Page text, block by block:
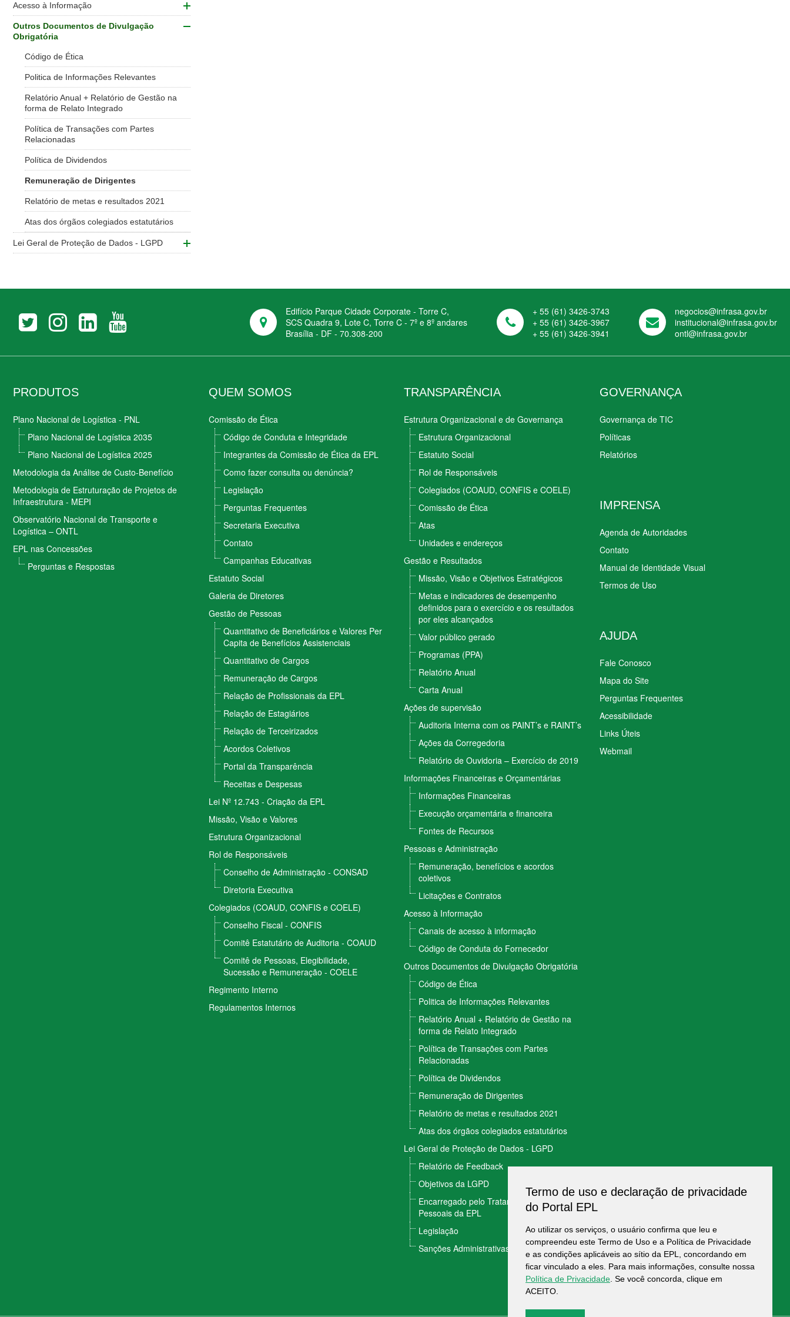
Acesso à Informação
Outros Documentos de Divulgação
Obrigatória
Código de Ética
Politica de Informações Relevantes
Relatório Anual + Relatório de Gestão na
forma de Relato Integrado
Política de Transações com Partes
Relacionadas
Política de Dividendos
Remuneração de Dirigentes
Relatório de metas e resultados 2021
Atas dos órgãos colegiados estatutários
Lei Geral de Proteção de Dados - LGPD
Edifício Parque Cidade Corporate - Torre C,
SCS Quadra 9, Lote C, Torre C - 7º e 8º andares
Brasília - DF - 70.308-200
+ 55 (61) 3426-3743
+ 55 (61) 3426-3967
+ 55 (61) 3426-3941
negocios@infrasa.gov.br
institucional@infrasa.gov.br
ontl@infrasa.gov.br
PRODUTOS
Plano Nacional de Logística - PNL
Plano Nacional de Logística 2035
Plano Nacional de Logística 2025
Metodologia da Análise de Custo-Benefício
Metodologia de Estruturação de Projetos de
Infraestrutura - MEPI
Observatório Nacional de Transporte e
Logística – ONTL
EPL nas Concessões
Perguntas e Respostas
QUEM SOMOS
Comissão de Ética
Código de Conduta e Integridade
Integrantes da Comissão de Ética da EPL
Como fazer consulta ou denúncia?
Legislação
Perguntas Frequentes
Secretaria Executiva
Contato
Campanhas Educativas
Estatuto Social
Galeria de Diretores
Gestão de Pessoas
Quantitativo de Beneficiários e Valores Per
Capita de Benefícios Assistenciais
Quantitativo de Cargos
Remuneração de Cargos
Relação de Profissionais da EPL
Relação de Estagiários
Relação de Terceirizados
Acordos Coletivos
Portal da Transparência
Receitas e Despesas
Lei Nº 12.743 - Criação da EPL
Missão, Visão e Valores
Estrutura Organizacional
Rol de Responsáveis
Conselho de Administração - CONSAD
Diretoria Executiva
Colegiados (COAUD, CONFIS e COELE)
Conselho Fiscal - CONFIS
Comitê Estatutário de Auditoria - COAUD
Comitê de Pessoas, Elegibilidade,
Sucessão e Remuneração - COELE
Regimento Interno
Regulamentos Internos
TRANSPARÊNCIA
Estrutura Organizacional e de Governança
Estrutura Organizacional
Estatuto Social
Rol de Responsáveis
Colegiados (COAUD, CONFIS e COELE)
Comissão de Ética
Atas
Unidades e endereços
Gestão e Resultados
Missão, Visão e Objetivos Estratégicos
Metas e indicadores de desempenho
definidos para o exercício e os resultados
por eles alcançados
Valor público gerado
Programas (PPA)
Relatório Anual
Carta Anual
Ações de supervisão
Auditoria Interna com os PAINT’s e RAINT’s
Ações da Corregedoria
Relatório de Ouvidoria – Exercício de 2019
Informações Financeiras e Orçamentárias
Informações Financeiras
Execução orçamentária e financeira
Fontes de Recursos
Pessoas e Administração
Remuneração, benefícios e acordos
coletivos
Licitações e Contratos
Acesso à Informação
Canais de acesso à informação
Código de Conduta do Fornecedor
Outros Documentos de Divulgação Obrigatória
Código de Ética
Politica de Informações Relevantes
Relatório Anual + Relatório de Gestão na
forma de Relato Integrado
Política de Transações com Partes
Relacionadas
Política de Dividendos
Remuneração de Dirigentes
Relatório de metas e resultados 2021
Atas dos órgãos colegiados estatutários
Lei Geral de Proteção de Dados - LGPD
Relatório de Feedback
Objetivos da LGPD
Encarregado pelo Tratamento de Dados
Pessoais da EPL
Legislação
Sanções Administrativas
GOVERNANÇA
Governança de TIC
Políticas
Relatórios
IMPRENSA
Agenda de Autoridades
Contato
Manual de Identidade Visual
Termos de Uso
AJUDA
Fale Conosco
Mapa do Site
Perguntas Frequentes
Acessibilidade
Links Úteis
Webmail
Termo de uso e declaração de privacidade
do Portal EPL
Ao utilizar os serviços, o usuário confirma que leu e
compreendeu este Termo de Uso e a Política de Privacidade
e as condições aplicáveis ao sítio da EPL, concordando em
ficar vinculado a eles. Para mais informações, consulte nossa
Política de Privacidade . Se você concorda, clique em
ACEITO.